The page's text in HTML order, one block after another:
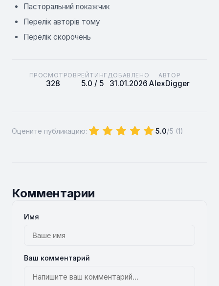
Пасторальний покажчик
Перелік авторів тому
Перелік скорочень
ПРОСМОТРОВ
328
РЕЙТИНГ
5.0 / 5
ДОБАВЛЕНО
31.01.2026
АВТОР
AlexDigger
Оцените публикацию: 5.0/5 (1)
Комментарии
Имя
Ваш комментарий